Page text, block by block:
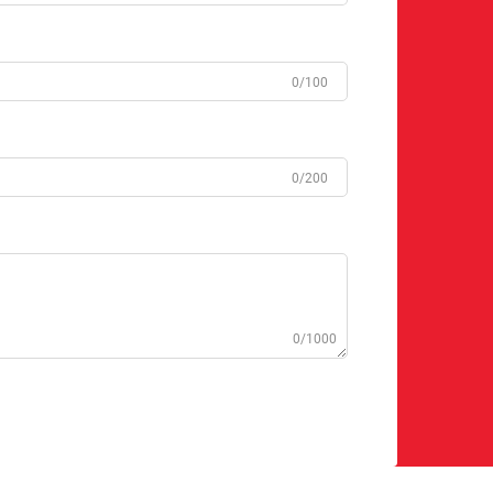
0/100
0/200
0/1000